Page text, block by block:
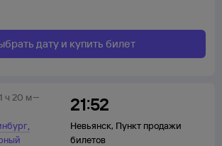
дату и купить билет
,
21:52
Невьянск, Пункт продажи
билетов
1 ч 20 м